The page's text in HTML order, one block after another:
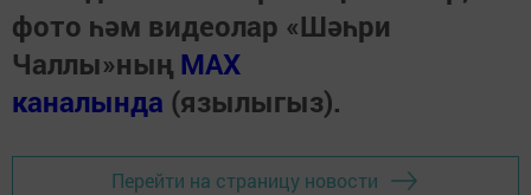
фото һәм видеолар «Шәһри
Чаллы»ның MAX
каналында (язылыгыз).
Перейти на страницу новости